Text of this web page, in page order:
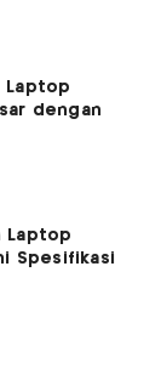
Laptop
dengan
Laptop
Spesifikasi